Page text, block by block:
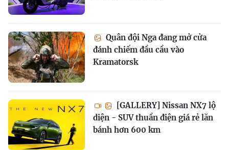
Quân đội Nga đang mở cửa
đánh chiếm đầu cầu vào
Kramatorsk
[GALLERY] Nissan NX7 lộ
diện - SUV thuần điện giá rẻ lăn
bánh hơn 600 km